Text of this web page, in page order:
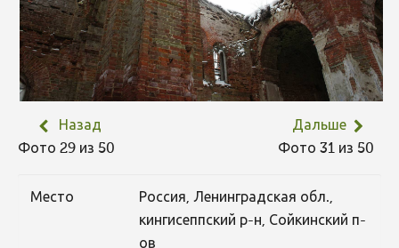
Назад
Фото 29 из 50
Дальше
Фото 31 из 50
Место
Россия, Ленинградская обл.,
кингисеппский р-н, Сойкинский п-
ов